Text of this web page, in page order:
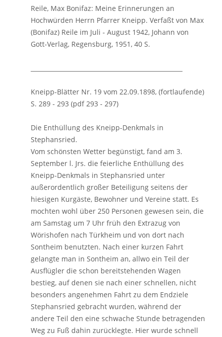
Reile, Max Bonifaz: Meine Erinnerungen an
Hochwürden Herrn Pfarrer Kneipp. Verfaßt von Max
(Bonifaz) Reile im Juli - August 1942, Johann von
Gott-Verlag, Regensburg, 1951, 40 S.
Kneipp-Blätter Nr. 19 vom 22.09.1898, (fortlaufende)
S. 289 - 293 (pdf 293 - 297)
Die Enthüllung des Kneipp-Denkmals in
Stephansried.
Vom schönsten Wetter begünstigt, fand am 3.
September l. Jrs. die feierliche Enthüllung des
Kneipp-Denkmals in Stephansried unter
außerordentlich großer Beteiligung seitens der
hiesigen Kurgäste, Bewohner und Vereine statt. Es
mochten wohl über 250 Personen gewesen sein, die
am Samstag um 7 Uhr früh den Extrazug von
Wörishofen nach Türkheim und von dort nach
Sontheim benutzten. Nach einer kurzen Fahrt
gelangte man in Sontheim an, allwo ein Teil der
Ausflügler die schon bereitstehenden Wagen
bestieg, auf denen sie nach einer schnellen, nicht
besonders angenehmen Fahrt zu dem Endziele
Stephansried gebracht wurden, während der
andere Teil den eine schwache Stunde betragenden
Weg zu Fuß dahin zurücklegte. Hier wurde schnell